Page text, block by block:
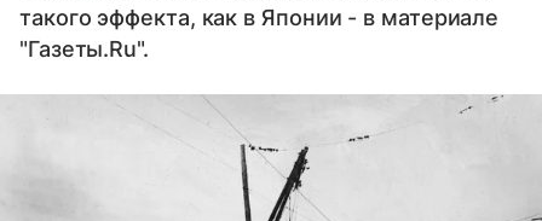
такого эффекта, как в Японии - в материале
"Газеты.Ru".